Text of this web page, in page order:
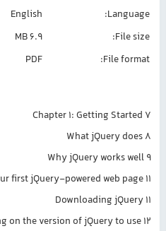
File
Chapter 1: Getting
What jQuery
Why jQuery
Making our first jQuery-powered web
Downloading
Deciding on the version of jQuery to